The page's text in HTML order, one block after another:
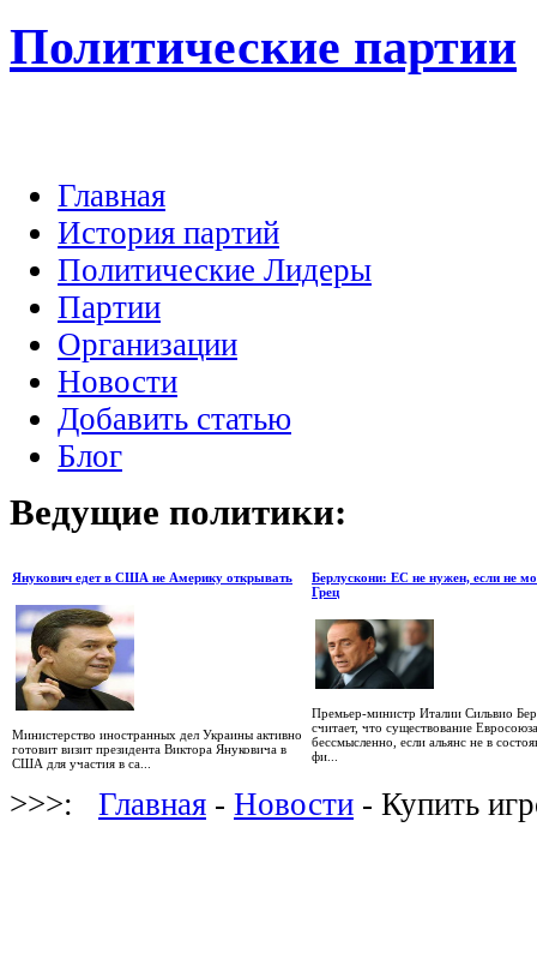
Политические партии
Главная
История партий
Политические Лидеры
Партии
Организации
Новости
Добавить статью
Блог
Ведущие политики:
Янукович едет в США не Америку открывать
Министерство иностранных дел Украины активно
готовит визит президента Виктора Януковича в
США для участия в са...
Берлускони: ЕС не нужен, если не
Грец
Премьер-министр Италии Сильвио
считает, что существование Евросоюза
бессмысленно, если альянс не в
фи...
>>>: Главная - Новости - Купить